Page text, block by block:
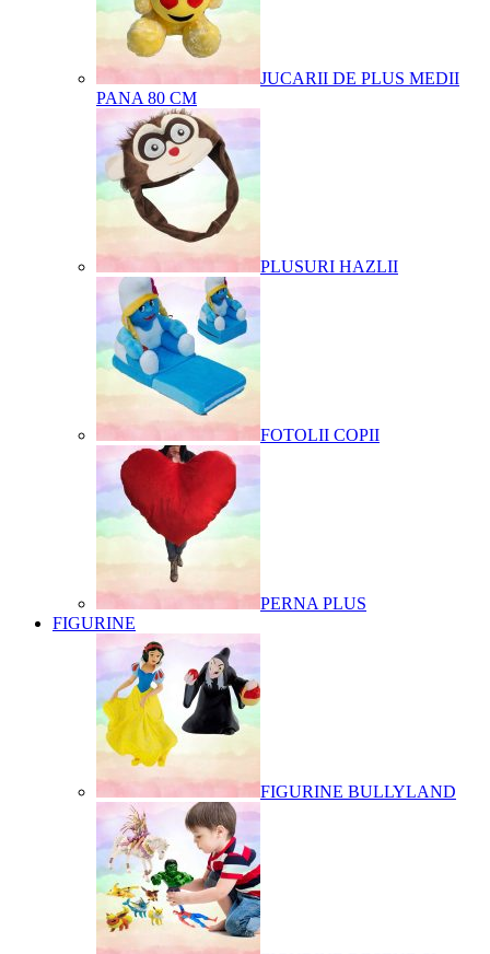
JUCARII DE PLUS MEDII
PANA 80 CM
PLUSURI HAZLII
FOTOLII COPII
PERNA PLUS
FIGURINE
FIGURINE BULLYLAND